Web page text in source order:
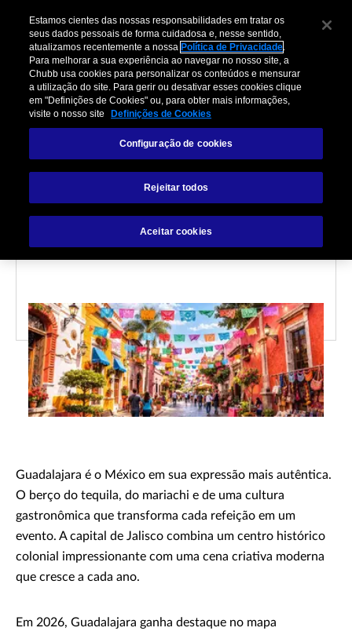
VIAGEM
O Que Fazer em
Guadalajara: Guia
Completo 2026
Guadalajara é o México em sua expressão mais autêntica.
O berço do tequila, do mariachi e de uma cultura
gastronômica que transforma cada refeição em um
evento. A capital de Jalisco combina um centro histórico
colonial impressionante com uma cena criativa moderna
que cresce a cada ano.
Em 2026, Guadalajara ganha destaque no mapa
Estamos cientes das nossas responsabilidades em tratar os
seus dados pessoais de forma cuidadosa e, nesse sentido,
atualizamos recentemente a nossa Política de Privacidade.
Para melhorar a sua experiência ao navegar no nosso site, a
Chubb usa cookies para personalizar os conteúdos e mensurar
a utilização do site. Para gerir ou desativar esses cookies clique
em "Definições de Cookies" ou, para obter mais informações,
visite o nosso site
Definições de Cookies
Configuração de cookies
Rejeitar todos
Aceitar cookies